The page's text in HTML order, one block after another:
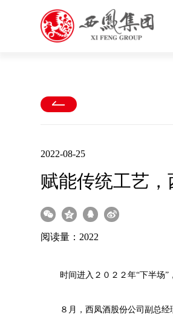
2022-08-25
赋能传统工艺，
阅读量：2022
时间进入２０２２年“下半场”，
８月，西凤酒股份公司副总